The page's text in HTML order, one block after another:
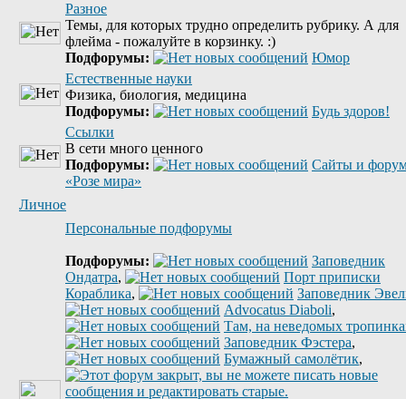
Разное
Темы, для которых трудно определить рубрику. А для
флейма - пожалуйте в корзинку. :)
Подфорумы:
Юмор
Естественные науки
Физика, биология, медицина
Подфорумы:
Будь здоров!
Ссылки
В сети много ценного
Подфорумы:
Сайты и
«Розе мира»
Личное
Персональные подфорумы
Подфорумы:
Заповедник
Ондатра,
Порт приписки
Кораблика,
Заповедник
Advocatus Diaboli,
Там, на неведомых
Заповедник Фэстера,
Бумажный самолётик,